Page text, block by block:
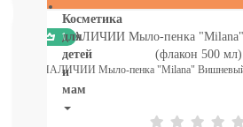
Косметика
для
детей
и
мам
1
В НАЛИЧИИ Мыло-пенка "Milana" Вишневый